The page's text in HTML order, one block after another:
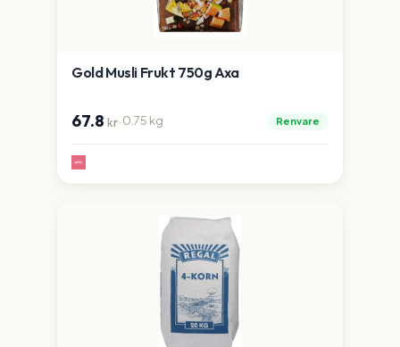
Gold Musli Frukt 750g Axa
67.8 kr·0.75 kg Renvare